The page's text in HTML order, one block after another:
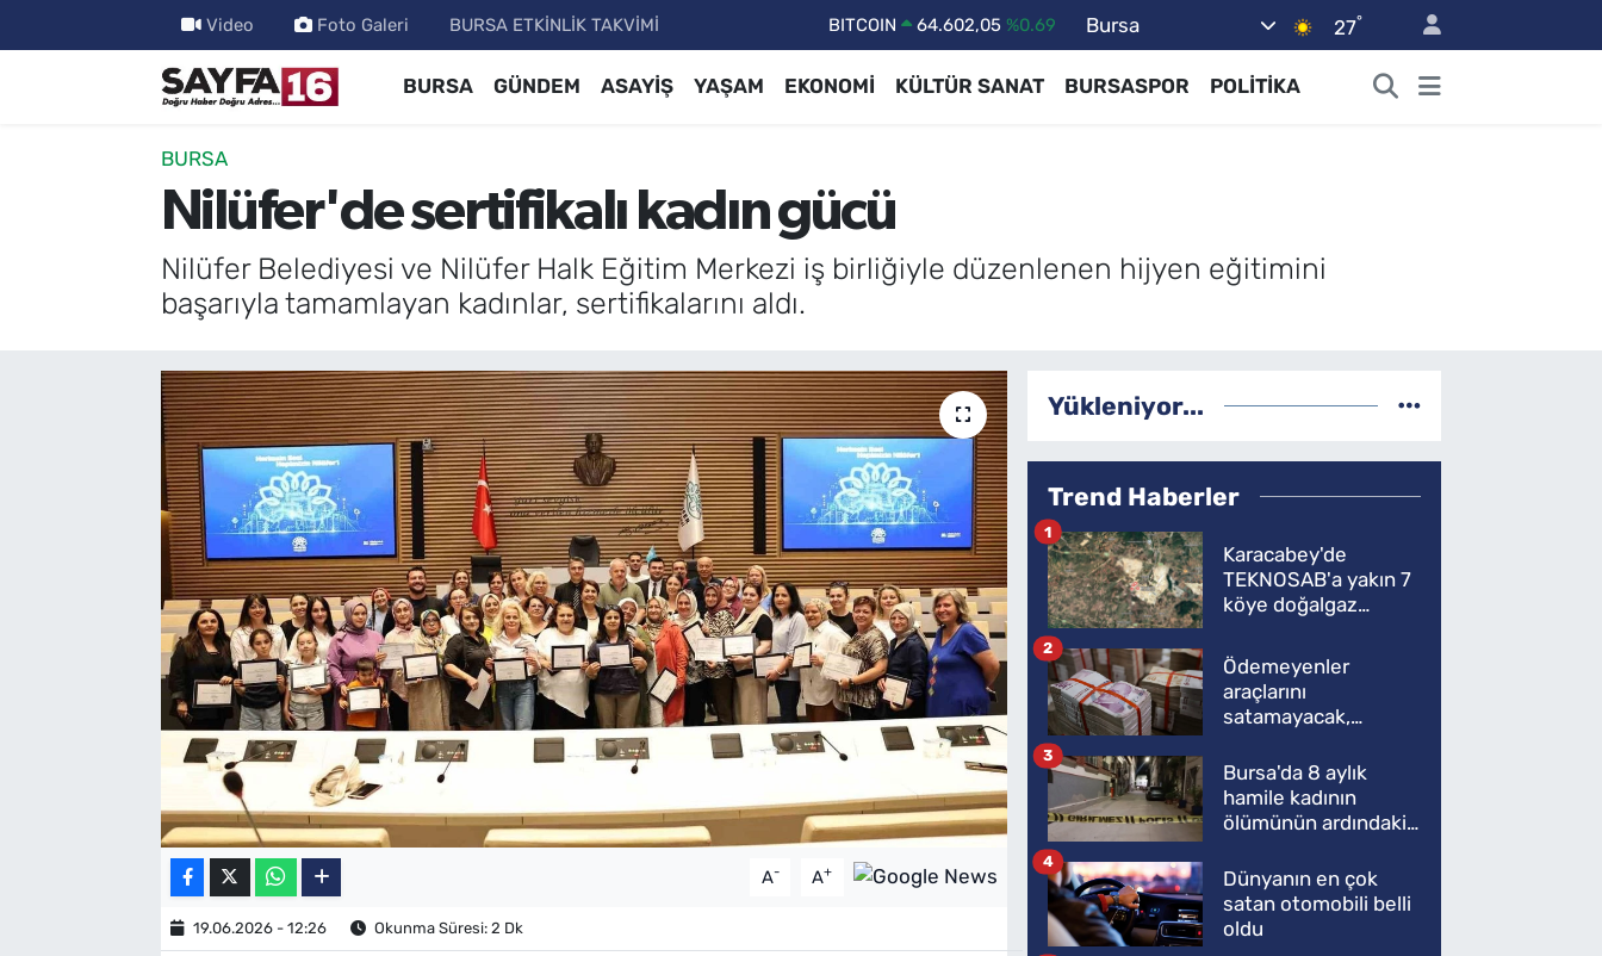
Video Foto Galeri BURSA ETKİNLİK TAKVİMİ DOLAR 47,6006 %0.06
BİST100
Bursa 27°
BURSA GÜNDEM ASAYİŞ YAŞAM EKONOMİ KÜLTÜR SANAT BURSASPOR POLİTİKA
BURSA
Nilüfer'de sertifikalı kadın gücü
Nilüfer Belediyesi ve Nilüfer Halk Eğitim Merkezi iş birliğiyle düzenlenen hijyen eğitimini
başarıyla tamamlayan kadınlar, sertifikalarını aldı.
A- A+
19.06.2026 - 12:26 Okunma Süresi: 2 Dk
Yükleniyor...
Trend Haberler
Karacabey'de
TEKNOSAB'a yakın 7
köye doğalgaz
1
Ödemeyenler
araçlarını
satamayacak,
2
Bursa'da 8 aylık
hamile kadının
ölümünün ardındaki
3
Dünyanın en çok
satan otomobili belli
oldu
4
ÖZEL HABER
İNCELEME
TEKNOLOJİ
TV REHBERİ
Hava Durumu
Trafik Durumu
TFF 2.Lig Beyaz Grup Puan Durumu ve Fikstür
Tüm Manşetler
Haber Arşivi